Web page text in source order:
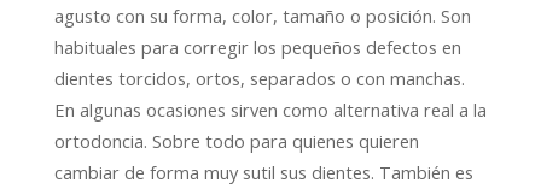
agusto con su forma, color, tamaño o posición. Son
habituales para corregir los pequeños defectos en
dientes torcidos, ortos, separados o con manchas.
En algunas ocasiones sirven como alternativa real a la
ortodoncia. Sobre todo para quienes quieren
cambiar de forma muy sutil sus dientes. También es